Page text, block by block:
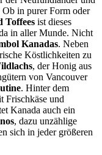
Ob in purer Form oder
Toffees ist dieses
in aller Munde. Nicht
Kanadas. Neben
Köstlichkeiten zu
, der Honig aus
von Vancouver
. Hinter dem
Frischkäse und
Kanada auch ein
, dazu unzählige
sich in jeder größeren